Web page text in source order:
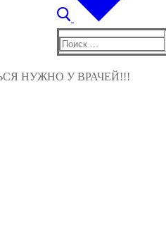
Найти:
НУЖНО У ВРАЧЕЙ!!!